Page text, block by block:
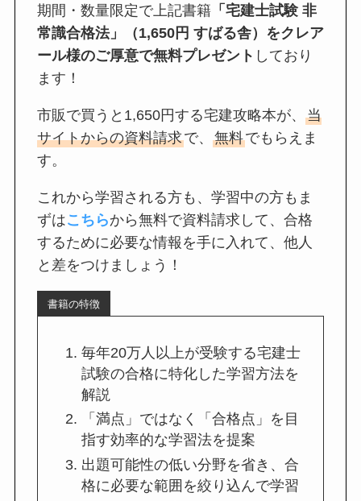
期間・数量限定で上記書籍「宅建士試験 非
常識合格法」（1,650円 すばる舎）をクレア
ール様のご厚意で無料プレゼント しており
ます！
市販で買うと1,650円する宅建攻略本が、 当
サイトからの資料請求で、 無料でもらえま
す。
これから学習される方も、学習中の方もま
ずはこちらから無料で資料請求して、合格
するために必要な情報を手に入れて、他人
と差をつけましょう！
書籍の特徴
毎年20万人以上が受験する宅建士
試験の合格に特化した学習方法を
解説
「満点」ではなく「合格点」を目
指す効率的な学習法を提案
出題可能性の低い分野を省き、合
格に必要な範囲を絞り込んで学習